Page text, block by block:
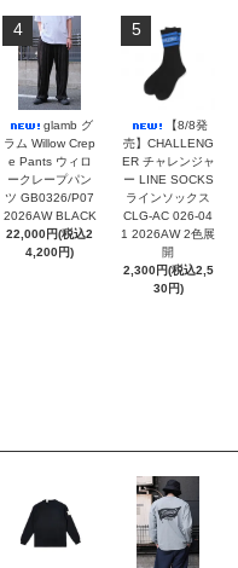
4
glamb グ
ラム Willow Crep
e Pants ウィロ
ークレープパン
ツ GB0326/P07
2026AW BLACK
22,000円(税込2
4,200円)
5
【8/8発
売】CHALLENG
ER チャレンジャ
ー LINE SOCKS
ラインソックス
CLG-AC 026-04
1 2026AW 2色展
開
2,300円(税込2,5
30円)